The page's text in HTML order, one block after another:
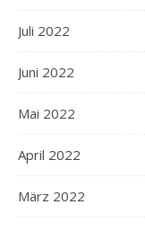
Juli 2022
Juni 2022
Mai 2022
April 2022
März 2022